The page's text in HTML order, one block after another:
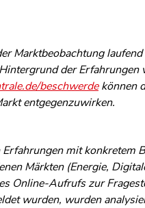
Marktbeobachtung
der Erfahrungen
beschwerdekönnen
entgegenzuwirken.
mit konkretem
Märkten (Energie,
Online-Aufrufs zur
wurden, wurden